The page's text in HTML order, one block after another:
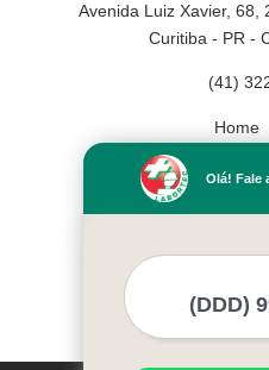
Avenida Luiz Xavier, 68,
Curitiba - PR -
(41)
Home
Missão
Mais
Olá! Fale